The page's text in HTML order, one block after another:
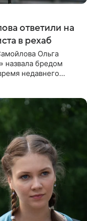
ответили на
в рехаб
Ольга
назвала бредом
недавнего